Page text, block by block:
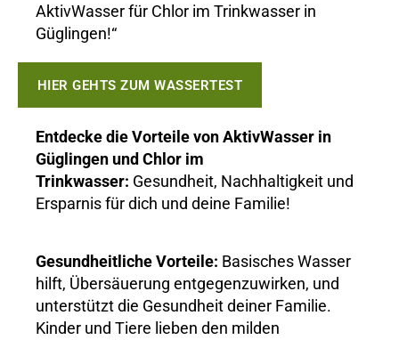
AktivWasser für Chlor im Trinkwasser in
Güglingen!“
HIER GEHTS ZUM WASSERTEST
Entdecke die Vorteile von AktivWasser in
Güglingen und Chlor im
Trinkwasser: Gesundheit, Nachhaltigkeit und
Ersparnis für dich und deine Familie!
Gesundheitliche Vorteile: Basisches Wasser
hilft, Übersäuerung entgegenzuwirken, und
unterstützt die Gesundheit deiner Familie.
Kinder und Tiere lieben den milden